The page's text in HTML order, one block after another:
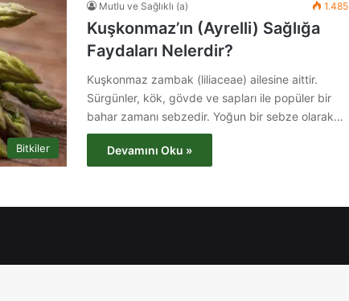
Bitkiler
Mutlu ve Sağlıklı (a) 1.485
Kuşkonmaz’ın (Ayrelli) Sağlığa
Faydaları Nelerdir?
Kuşkonmaz zambak (liliaceae) ailesine aittir.
Sürgünler, kök, gövde ve sapları ile popüler bir
bahar zamanı sebzedir. Yoğun bir sebze olarak…
Devamını Oku »